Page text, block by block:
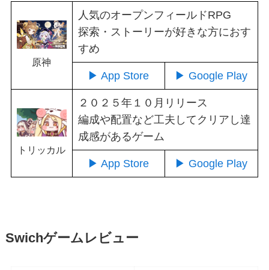
原神
人気のオープンフィールドRPG
探索・ストーリーが好きな方におす
すめ
▶ App Store ▶ Google Play
トリッカル
２０２５年１０月リリース
編成や配置など工夫してクリアし達
成感があるゲーム
▶ App Store ▶ Google Play
Swichゲームレビュー